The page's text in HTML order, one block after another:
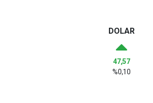
DOLAR
47,57
%0,10